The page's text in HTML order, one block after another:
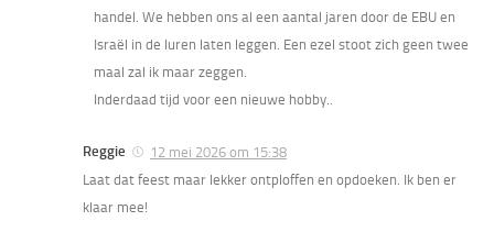
handel. We hebben ons al een aantal jaren door de EBU en
Israël in de luren laten leggen. Een ezel stoot zich geen twee
maal zal ik maar zeggen.
Inderdaad tijd voor een nieuwe hobby..
Reggie
12 mei 2026 om 15:38
Laat dat feest maar lekker ontploffen en opdoeken. Ik ben er
klaar mee!